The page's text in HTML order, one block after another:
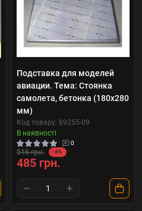
Подставка для моделей
авиации. Тема: Стоянка
самолета, бетонка (180x280
мм)
Код товару: 89255-09
В наявності
0
516 грн. -6%
485 грн.